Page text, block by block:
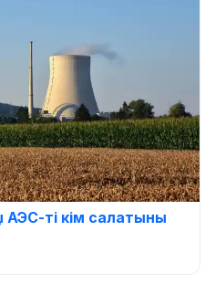
АЭС-ті кім салатыны